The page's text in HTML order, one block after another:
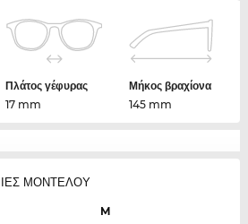
Πλάτος γέφυρας
17 mm
Μήκος βραχίονα
145 mm
ΜΟΝΤΕΛΟΥ
M